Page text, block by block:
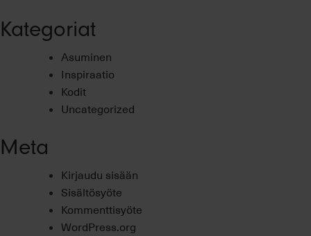
Kategoriat
Asuminen
Inspiraatio
Kodit
Uncategorized
Meta
Kirjaudu sisään
Sisältösyöte
Kommenttisyöte
WordPress.org